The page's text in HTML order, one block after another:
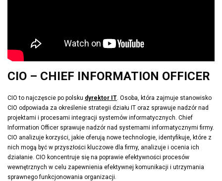
CIO – CHIEF INFORMATION OFFICER
CIO to najczęscie po polsku dyrektor IT . Osoba, która zajmuje stanowisko
CIO odpowiada za określenie strategii działu IT oraz sprawuje nadzór nad
projektami i procesami integracji systemów informatycznych. Chief
Information Officer sprawuje nadzór nad systemami informatycznymi firmy.
CIO analizuje korzyści, jakie oferują nowe technologie, identyfikuje, które z
nich mogą być w przyszłości kluczowe dla firmy, analizuje i ocenia ich
działanie. CIO koncentruje się na poprawie efektywności procesów
wewnętrznych w celu zapewnienia efektywnej komunikacji i utrzymania
sprawnego funkcjonowania organizacji.